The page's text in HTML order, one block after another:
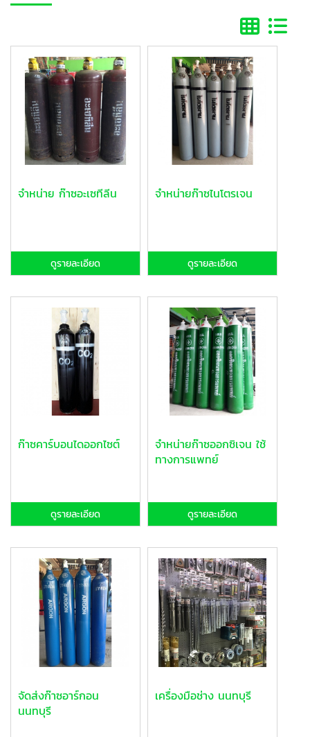
จำหน่าย ก๊าซอะเซทีลีน
ดูรายละเอียด
จำหน่ายก๊าซไนโตรเจน
ดูรายละเอียด
ก๊าซคาร์บอนไดออกไซต์
ดูรายละเอียด
จำหน่ายก๊าซออกซิเจน ใช้
ทางการแพทย์
ดูรายละเอียด
จัดส่งก๊าซอาร์กอน
นนทบุรี
เครื่องมือช่าง นนทบุรี